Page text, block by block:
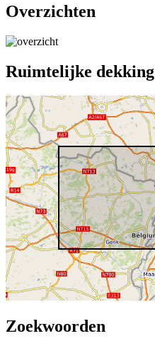
Overzichten
Ruimtelijke dekking
Zoekwoorden